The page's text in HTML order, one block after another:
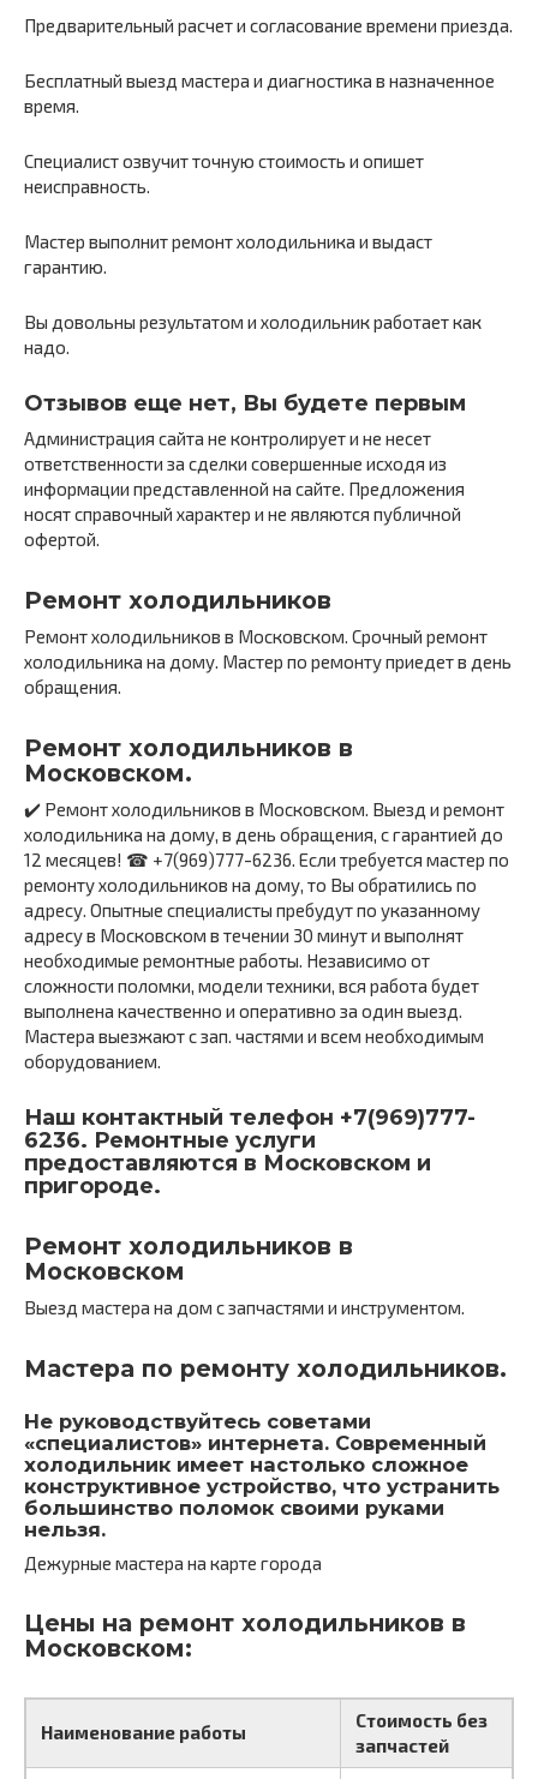
Предварительный расчет и согласование времени приезда.
Бесплатный выезд мастера и диагностика в назначенное
время.
Специалист озвучит точную стоимость и опишет
неисправность.
Мастер выполнит ремонт холодильника и выдаст
гарантию.
Вы довольны результатом и холодильник работает как
надо.
Отзывов еще нет, Вы будете первым
Администрация сайта не контролирует и не несет
ответственности за сделки совершенные исходя из
информации представленной на сайте. Предложения
носят справочный характер и не являются публичной
офертой.
Ремонт холодильников
Ремонт холодильников в Московском. Срочный ремонт
холодильника на дому. Мастер по ремонту приедет в день
обращения.
Ремонт холодильников в
Московском.
✔️ Ремонт холодильников в Московском. Выезд и ремонт
холодильника на дому, в день обращения, с гарантией до
12 месяцев! ☎ +7(969)777-6236. Если требуется мастер по
ремонту холодильников на дому, то Вы обратились по
адресу. Опытные специалисты пребудут по указанному
адресу в Московском в течении 30 минут и выполнят
необходимые ремонтные работы. Независимо от
сложности поломки, модели техники, вся работа будет
выполнена качественно и оперативно за один выезд.
Мастера выезжают с зап. частями и всем необходимым
оборудованием.
Наш контактный телефон +7(969)777-
6236. Ремонтные услуги
предоставляются в Московском и
пригороде.
Ремонт холодильников в
Московском
Выезд мастера на дом с запчастями и инструментом.
Мастера по ремонту холодильников.
Не руководствуйтесь советами
«специалистов» интернета. Современный
холодильник имеет настолько сложное
конструктивное устройство, что устранить
большинство поломок своими руками
нельзя.
Дежурные мастера на карте города
Цены на ремонт холодильников в
Московском:
Наименование работы
Стоимость без
запчастей